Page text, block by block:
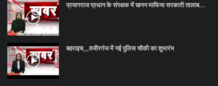
प्रयागराज प्रधान के संरक्षक में खनन माफिया सरकारी तालाब...
बहराइच,,,वजीरगंज में नई पुलिस चौकी का शुभारंभ